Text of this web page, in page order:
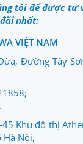
tôi để được tư
nhất:
VIỆT NAM
Đường Tây
45 Khu đô thị
Nội,